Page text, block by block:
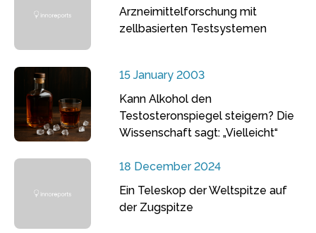
Arzneimittelforschung mit
zellbasierten Testsystemen
15 January 2003
Kann Alkohol den
Testosteronspiegel steigern? Die
Wissenschaft sagt: „Vielleicht“
18 December 2024
Ein Teleskop der Weltspitze auf
der Zugspitze